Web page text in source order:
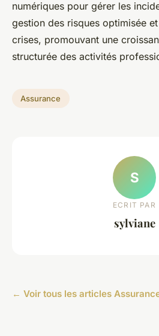
numériques pour gérer les
gestion des risques optimisée
crises, promouvant une
structurée des activités
Assurance
S
ECRIT PAR
sylviane
← Voir tous les articles